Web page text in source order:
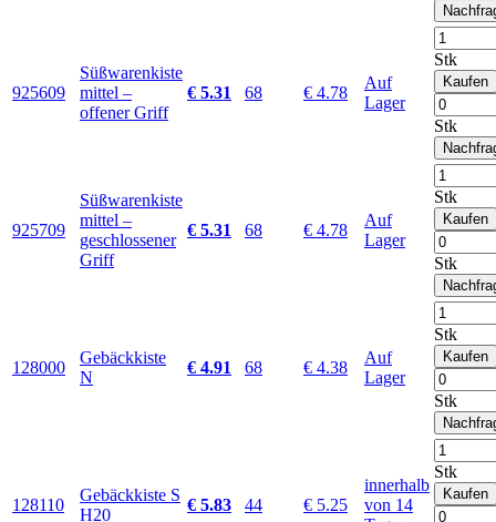
925609
Süßwarenkiste
mittel –
offener Griff
€ 5.31 68 € 4.78
Auf
Lager
Stk
Kaufen
Stk
925709
Süßwarenkiste
mittel –
geschlossener
Griff
€ 5.31 68 € 4.78
Auf
Lager
Stk
Kaufen
Stk
128000
Gebäckkiste
N
€ 4.91 68 € 4.38
Auf
Lager
Stk
Kaufen
Stk
128110
Gebäckkiste S
H20
€ 5.83 44 € 5.25
innerhalb
von 14
Stk
Kaufen